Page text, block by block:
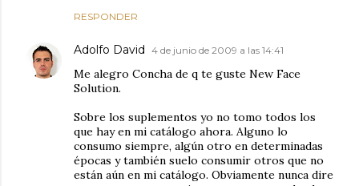
RESPONDER
Adolfo David 4 de junio de 2009 a las 14:41
Me alegro Concha de q te guste New Face
Solution.
Sobre los suplementos yo no tomo todos los
que hay en mi catálogo ahora. Alguno lo
consumo siempre, algún otro en determinadas
épocas y también suelo consumir otros que no
están aún en mi catálogo. Obviamente nunca dire